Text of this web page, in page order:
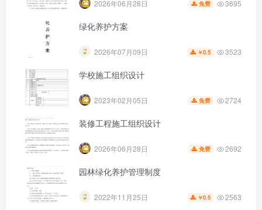
第5页 / 共27页
2026年06月28日 免费 3695
绿化养护方案
2026年07月09日 ￥0.5 3523
学校施工组织设计
2023年02月05日 免费 2724
装修工程施工组织设计
2026年06月28日 免费 2692
园林绿化养护管理制度
2022年11月25日 ￥0.5 2563